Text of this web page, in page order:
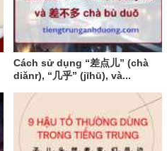
Cách sử dụng “差点儿” (chà
diǎnr), “几乎” (jīhū), và...